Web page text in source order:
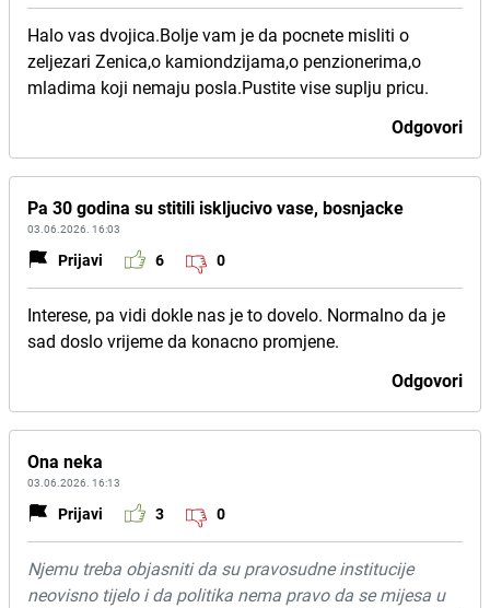
Halo vas dvojica.Bolje vam je da pocnete misliti o
zeljezari Zenica,o kamiondzijama,o penzionerima,o
mladima koji nemaju posla.Pustite vise suplju pricu.
Odgovori
Pa 30 godina su stitili iskljucivo vase, bosnjacke
03.06.2026. 16:03
Prijavi 6 0
Interese, pa vidi dokle nas je to dovelo. Normalno da je
sad doslo vrijeme da konacno promjene.
Odgovori
Ona neka
03.06.2026. 16:13
Prijavi 3 0
Njemu treba objasniti da su pravosudne institucije
neovisno tijelo i da politika nema pravo da se mijesa u